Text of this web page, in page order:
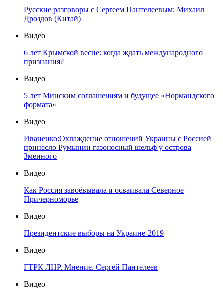
Русские разговоры с Сергеем Пантелеевым: Михаил
Дроздов (Китай)
Видео
6 лет Крымской весне: когда ждать международного
признания?
Видео
5 лет Минским соглашениям и будущее «Нормандского
формата»
Видео
Иваненко:Охлаждение отношений Украины с Россией
принесло Румынии газоносный шельф у острова
Змеиного
Видео
Как Россия завоёвывала и осваивала Северное
Причерноморье
Видео
Президентские выборы на Украине-2019
Видео
ГТРК ЛНР. Мнение. Сергей Пантелеев
Видео